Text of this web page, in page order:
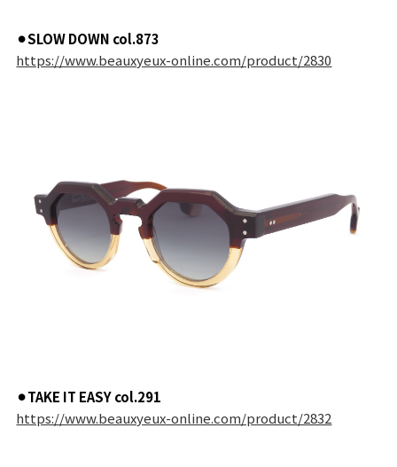
⚫︎SLOW DOWN col.873
https://www.beauxyeux-online.com/product/2830
⚫︎TAKE IT EASY col.291
https://www.beauxyeux-online.com/product/2832